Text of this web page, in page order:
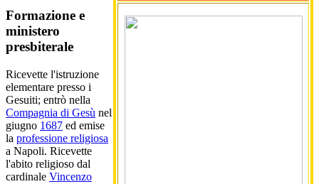
Formazione e
ministero
presbiterale
Ricevette l'istruzione
elementare presso i
Gesuiti; entrò nella
Compagnia di Gesù nel
giugno 1687 ed emise
la professione religiosa
a Napoli. Ricevette
l'abito religioso dal
cardinale Vincenzo